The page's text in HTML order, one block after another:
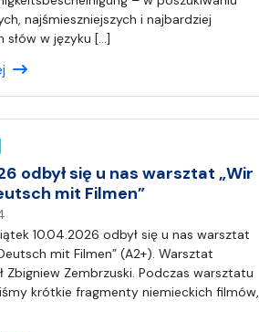
s
a
(
a
i
a
najśmieszniejszych i najbardziej
słów w języku […]
odbył się u nas warsztat „Wir
mit Filmen”
a
p
i
s
10.04.2026 odbył się u nas warsztat
mit Filmen” (A2+). Warsztat
Zbigniew Zembrzuski. Podczas warsztatu
krótkie fragmenty niemieckich filmów,